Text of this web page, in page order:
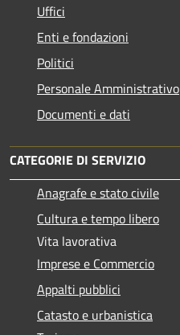
Uffici
Enti e fondazioni
Politici
Personale Amministrativo
Documenti e dati
CATEGORIE DI SERVIZIO
Anagrafe e stato civile
Cultura e tempo libero
Vita lavorativa
Imprese e Commercio
Appalti pubblici
Catasto e urbanistica